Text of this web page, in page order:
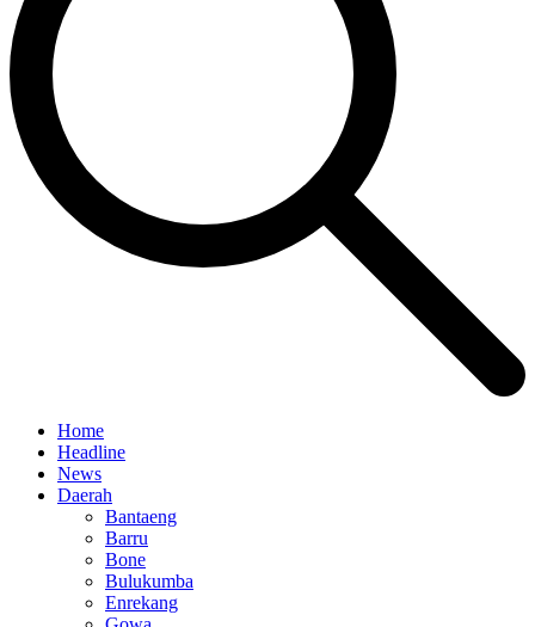
Home
Headline
News
Daerah
Bantaeng
Barru
Bone
Bulukumba
Enrekang